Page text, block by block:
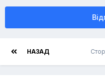
НАЗАД